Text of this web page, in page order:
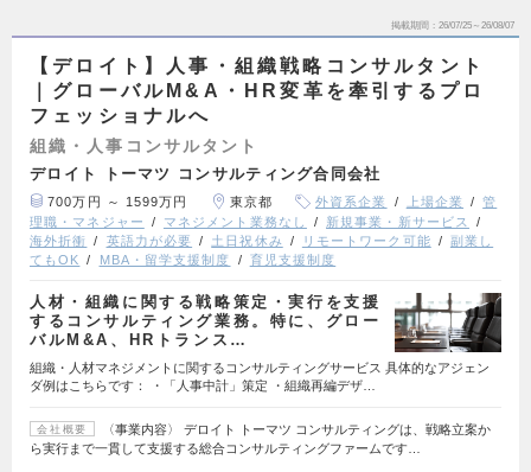
掲載期間 26/07/25～26/08/07
【デロイト】人事・組織戦略コンサルタント
｜グローバルM&A・HR変革を牽引するプロ
フェッショナルへ
組織・人事コンサルタント
デロイト トーマツ コンサルティング合同会社
700万円 ～ 1599万円 東京都 外資系企業 上場企業
管
理職・マネジャー
マネジメント業務なし
新規事業・新サービス
海外折衝
英語力が必要 土日祝休み リモートワーク可能
副業し
てもOK
MBA・留学支援制度 育児支援制度
人材・組織に関する戦略策定・実行を支援
するコンサルティング業務。特に、グロー
バルM&A、HRトランス…
組織・人材マネジメントに関するコンサルティングサービス 具体的なアジェン
ダ例はこちらです： ・「人事中計」策定 ・組織再編デザ…
会社概要
〈事業内容〉 デロイト トーマツ コンサルティングは、戦略立案か
ら実行まで一貫して支援する総合コンサルティングファームです…